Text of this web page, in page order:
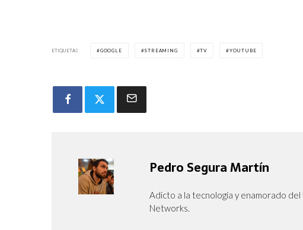
ETIQUETAS GOOGLE STREAMING TV YOUTUBE
Pedro Segura Martín
Adicto a la tecnología y enamorado
Networks.